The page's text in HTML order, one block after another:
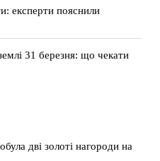
експерти пояснили
31 березня: що чекати
дві золоті нагороди на